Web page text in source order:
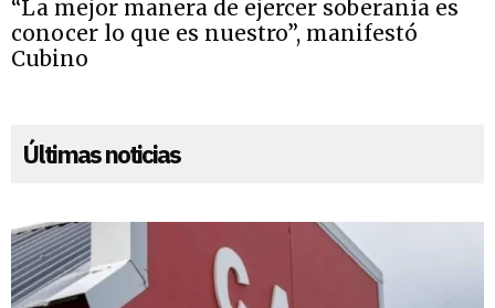
“La mejor manera de ejercer soberanía es
conocer lo que es nuestro”, manifestó
Cubino
Últimas noticias